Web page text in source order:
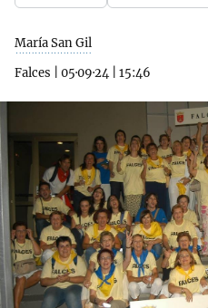
María San Gil
Falces
05·09·24 15:46